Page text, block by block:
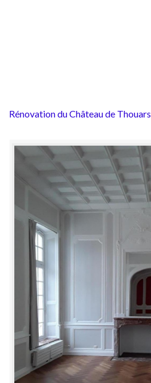
Rénovation du Château de Thouars